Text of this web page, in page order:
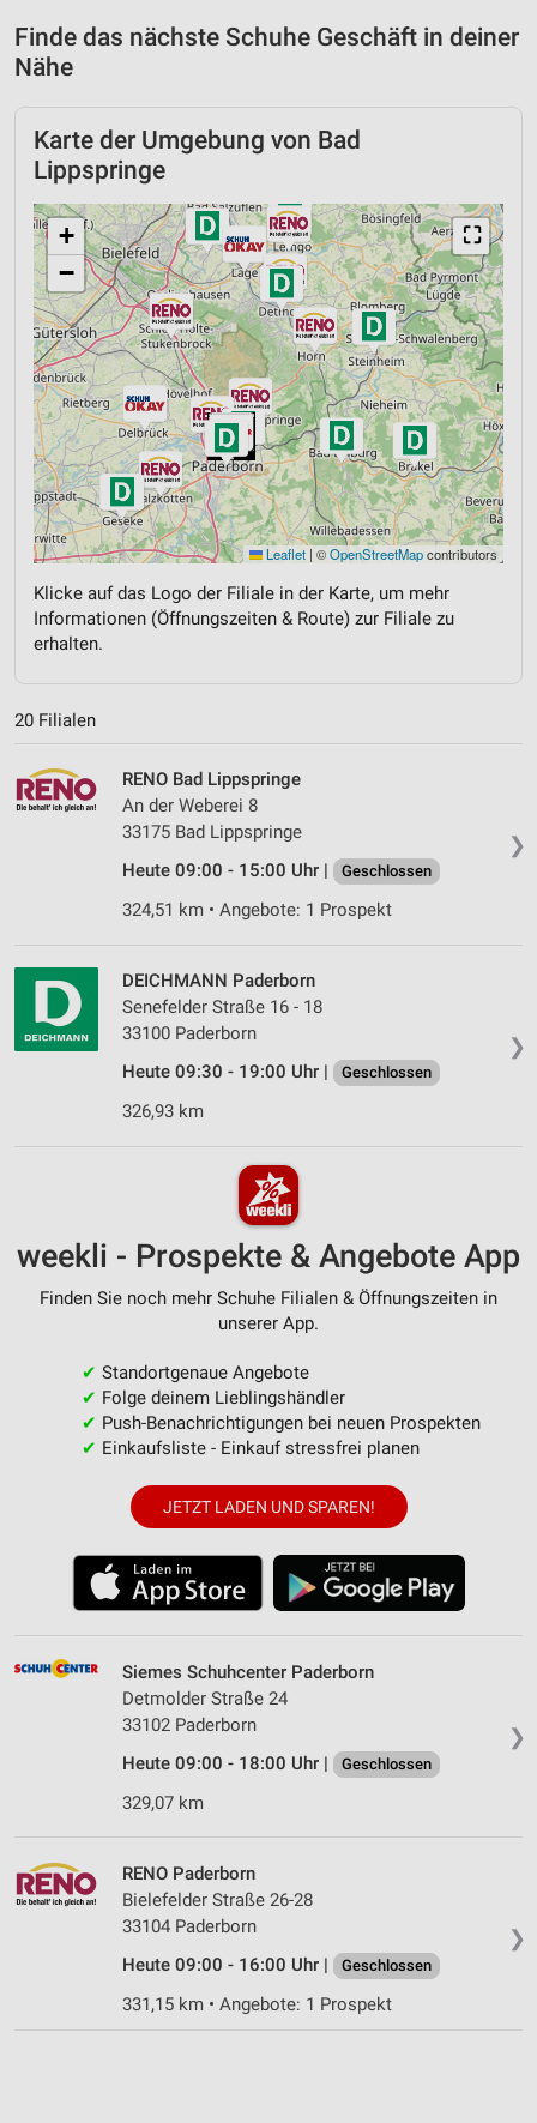
Finde das nächste Schuhe Geschäft in deiner
Nähe
Karte der Umgebung von Bad
Lippspringe
⛶
+
−
Leaflet | ©OpenStreetMapcontributors
Klicke auf das Logo der Filiale in der Karte, um mehr
Informationen (Öffnungszeiten & Route) zur Filiale zu
erhalten.
20 Filialen
❯
RENO Bad Lippspringe
An der Weberei 8
33175 Bad Lippspringe
Heute 09:00 - 15:00 Uhr |
Geschlossen
324,51 km • Angebote: 1 Prospekt
❯
DEICHMANN Paderborn
Senefelder Straße 16 - 18
33100 Paderborn
Heute 09:30 - 19:00 Uhr |
Geschlossen
326,93 km
weekli - Prospekte & Angebote App
Finden Sie noch mehr Schuhe Filialen & Öffnungszeiten in
unserer App.
✔ Standortgenaue Angebote
✔ Folge deinem Lieblingshändler
✔ Push-Benachrichtigungen bei neuen Prospekten
✔ Einkaufsliste - Einkauf stressfrei planen
JETZT LADEN UND SPAREN!
❯
Siemes Schuhcenter Paderborn
Detmolder Straße 24
33102 Paderborn
Heute 09:00 - 18:00 Uhr |
Geschlossen
329,07 km
❯
RENO Paderborn
Bielefelder Straße 26-28
33104 Paderborn
Heute 09:00 - 16:00 Uhr |
Geschlossen
331,15 km • Angebote: 1 Prospekt